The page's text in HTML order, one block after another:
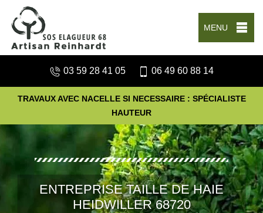
MENU
03 59 28 41 05 06 49 60 88 14
TRAVAUX AVEC NACELLE SI NECESSAIRE : SPÉCIALISTE
HAUTEUR
ENTREPRISE TAILLE DE HAIE
HEIDWILLER 68720